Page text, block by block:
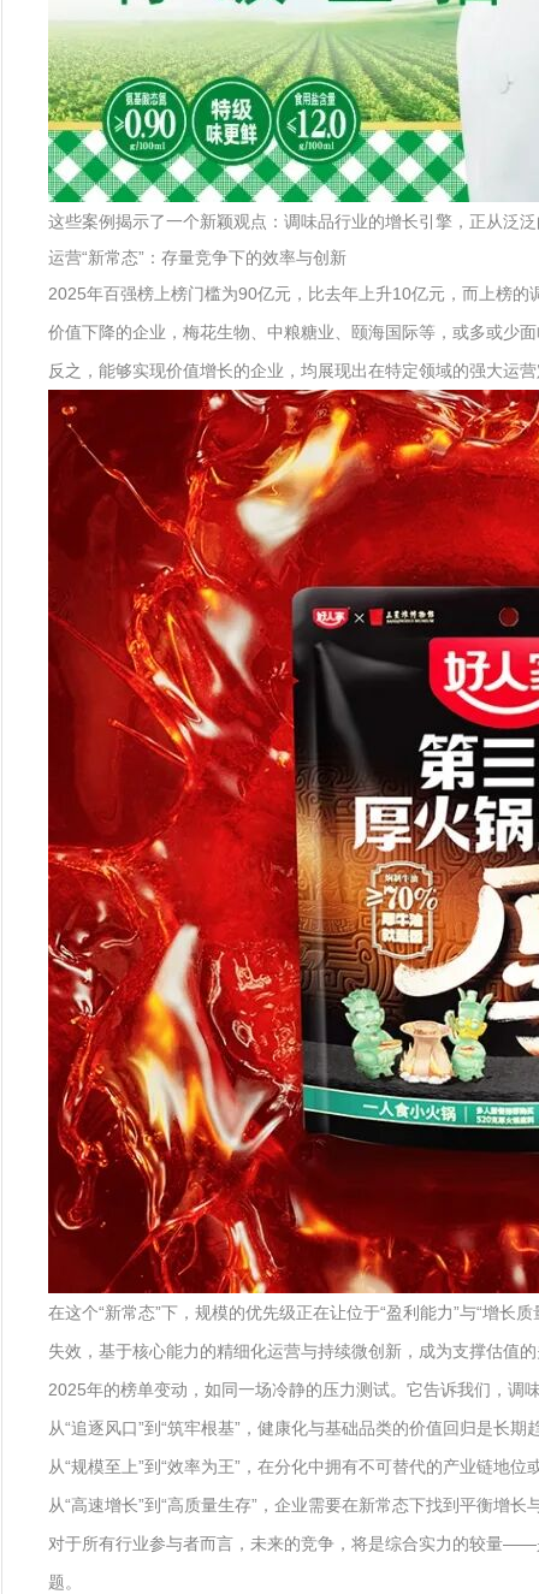
这些案例揭示了一个新颖观点：调味品行业的增长引擎，正从泛
运营“新常态”：存量竞争下的效率与创新
2025年百强榜上榜门槛为90亿元，比去年上升10亿元，而上榜
价值下降的企业，梅花生物、中粮糖业、颐海国际等，或多或少
反之，能够实现价值增长的企业，均展现出在特定领域的强大运
在这个“新常态”下，规模的优先级正在让位于“盈利能力”与“增
失效，基于核心能力的精细化运营与持续微创新，成为支撑估值
2025年的榜单变动，如同一场冷静的压力测试。它告诉我们，调
从“追逐风口”到“筑牢根基”，健康化与基础品类的价值回归是长期
从“规模至上”到“效率为王”，在分化中拥有不可替代的产业链地
从“高速增长”到“高质量生存”，企业需要在新常态下找到平衡增长
对于所有行业参与者而言，未来的竞争，将是综合实力的较量
题。